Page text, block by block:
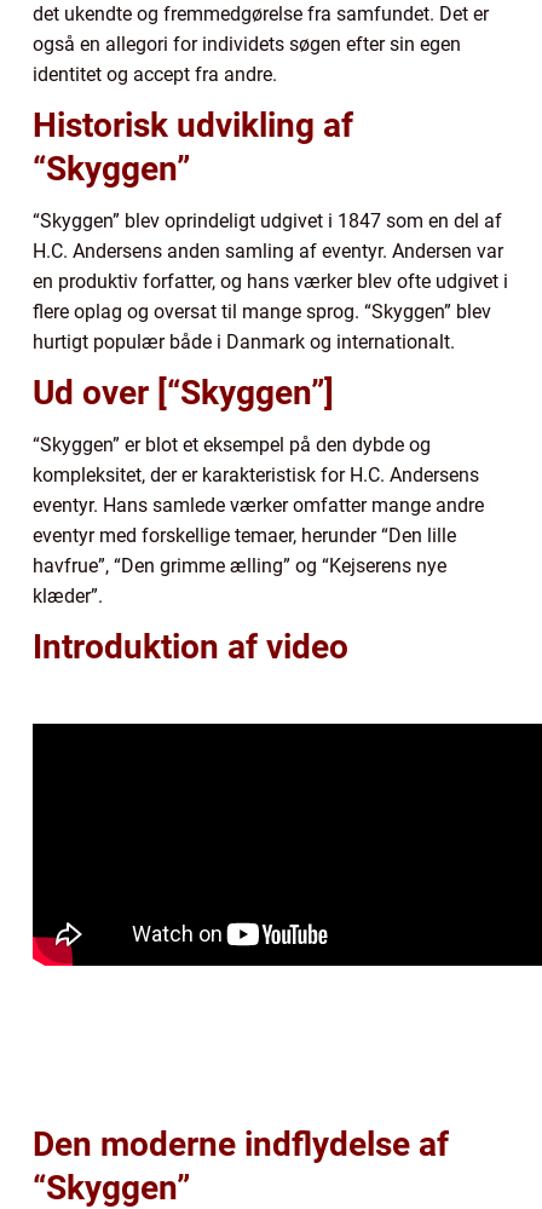
det ukendte og fremmedgørelse fra samfundet. Det er
også en allegori for individets søgen efter sin egen
identitet og accept fra andre.
Historisk udvikling af
“Skyggen”
“Skyggen” blev oprindeligt udgivet i 1847 som en del af
H.C. Andersens anden samling af eventyr. Andersen var
en produktiv forfatter, og hans værker blev ofte udgivet i
flere oplag og oversat til mange sprog. “Skyggen” blev
hurtigt populær både i Danmark og internationalt.
Ud over [“Skyggen”]
“Skyggen” er blot et eksempel på den dybde og
kompleksitet, der er karakteristisk for H.C. Andersens
eventyr. Hans samlede værker omfatter mange andre
eventyr med forskellige temaer, herunder “Den lille
havfrue”, “Den grimme ælling” og “Kejserens nye
klæder”.
Introduktion af video
Den moderne indflydelse af
“Skyggen”